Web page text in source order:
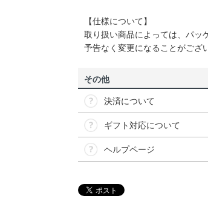
【仕様について】
取り扱い商品によっては、パッ
予告なく変更になることがござ
その他
決済について
ギフト対応について
ヘルプページ